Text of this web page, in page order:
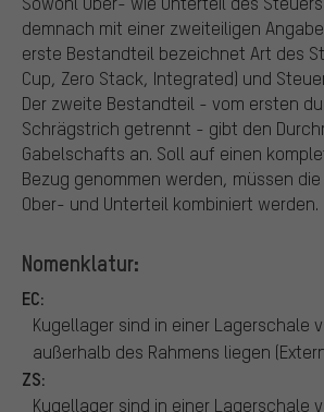
demnach mit einer zweiteiligen
erste Bestandteil bezeichnet Art des
Cup, Zero Stack, Integrated) und
Der zweite Bestandteil - vom ersten
Schrägstrich getrennt - gibt den
Gabelschafts an. Soll auf einen
Bezug genommen werden, müssen
Ober- und Unterteil kombiniert werden.
Nomenklatur:
EC:
Kugellager sind in einer Lagerschale
außerhalb des Rahmens liegen
ZS:
Kugellager sind in einer Lagerschale